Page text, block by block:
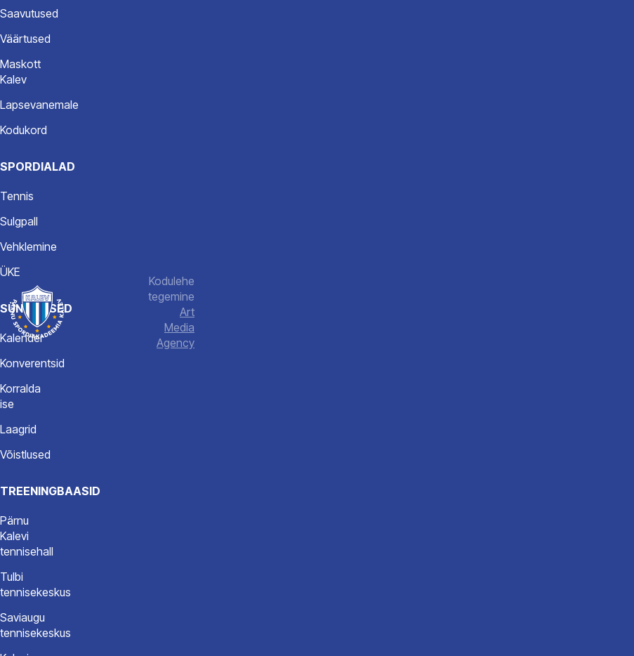
Saavutused
Väärtused
Maskott
Kalev
Lapsevanemale
Kodukord
SPORDIALAD
Tennis
Sulgpall
Vehklemine
ÜKE
SÜNDMUSED
Kalender
Konverentsid
Korralda
ise
Laagrid
Võistlused
TREENINGBAASID
Pärnu
Kalevi
tennisehall
Tulbi
tennisekeskus
Saviaugu
tennisekeskus
info@spordiakadeemia.ee
Kodulehe
tegemine
Art
Media
Agency